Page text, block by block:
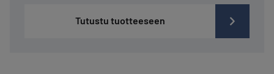
Tutustu tuotteeseen